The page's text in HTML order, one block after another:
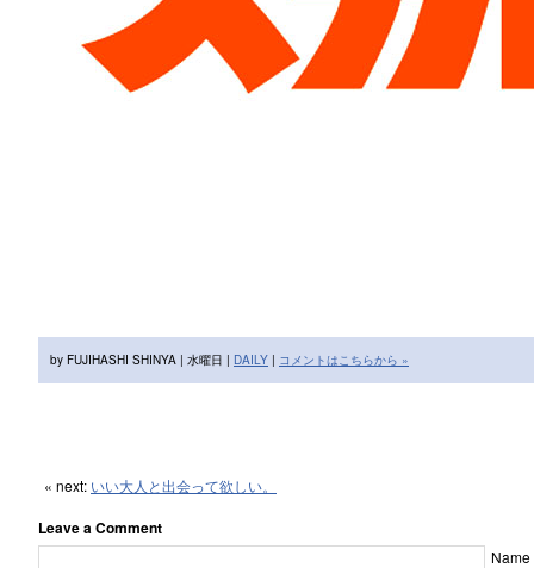
by FUJIHASHI SHINYA | 水曜日 | DAILY | コメントはこちらから »
« next: いい大人と出会って欲しい。
Leave a Comment